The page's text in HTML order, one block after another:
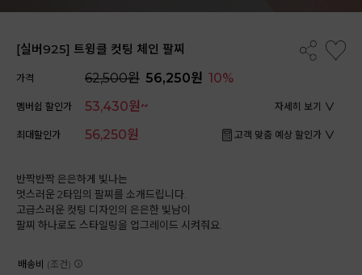
[실버925] 트윙클 컷팅 체인 팔찌
가격 62,500원 56,250원 10%
멤버쉽 할인가 53,430원~ 자세히 보기
최대할인가 56,250원 고객 맞춤 예상 할인가
반짝반짝 은은하게 빛나는
멋스러운 2타입의 팔찌를 소개드립니다.
고급스러운 컷팅 디자인의 은은한 빛남이
팔찌 하나로도 스타일링을 업그레이드 시켜줘요.
배송비 (조건)